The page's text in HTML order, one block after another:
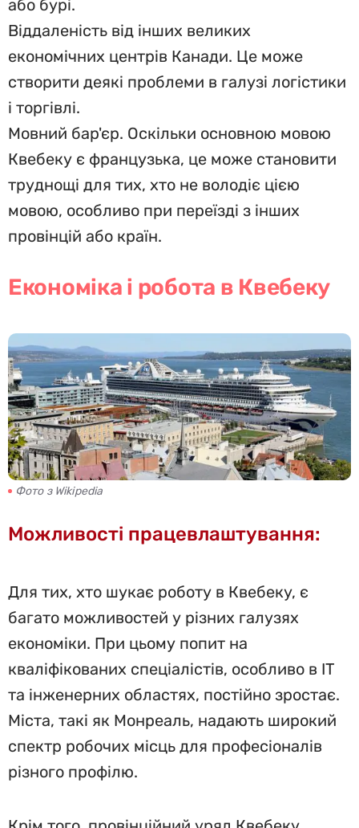
або бурі.
Віддаленість від інших великих
економічних центрів Канади. Це може
створити деякі проблеми в галузі логістики
і торгівлі.
Мовний бар'єр. Оскільки основною мовою
Квебеку є французька, це може становити
труднощі для тих, хто не володіє цією
мовою, особливо при переїзді з інших
провінцій або країн.
Економіка і робота в Квебеку
Фото з Wikipedia
Можливості працевлаштування:
Для тих, хто шукає роботу в Квебеку, є
багато можливостей у різних галузях
економіки. При цьому попит на
кваліфікованих спеціалістів, особливо в IT
та інженерних областях, постійно зростає.
Міста, такі як Монреаль, надають широкий
спектр робочих місць для професіоналів
різного профілю.